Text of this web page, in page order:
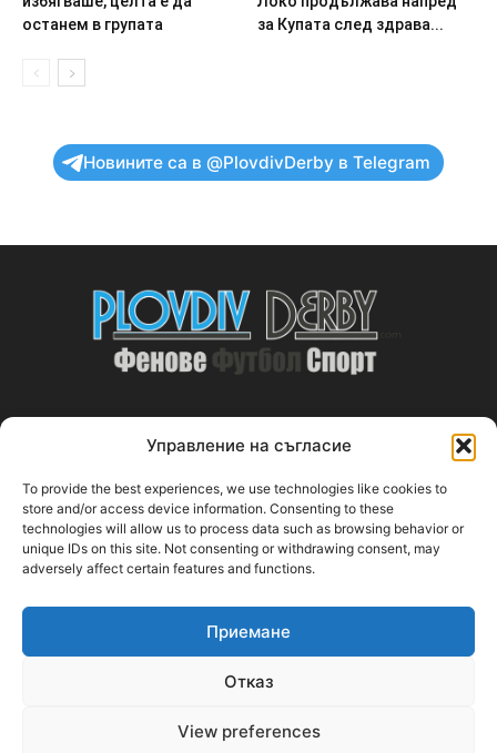
Управление на съгласие
To provide the best experiences, we use technologies like cookies to
store and/or access device information. Consenting to these
technologies will allow us to process data such as browsing behavior or
unique IDs on this site. Not consenting or withdrawing consent, may
adversely affect certain features and functions.
Приемане
Отказ
View preferences
останем в групата
за Купата след здрава...
Новините са в @PlovdivDerby в Telegram
ABOUT US
PlovdivDerby.com е първата пловдивска изцяло футболна
медия!
Свържи се с нас:plovdivderby.com@gmail.com
FOLLOW US